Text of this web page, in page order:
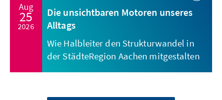
Aug
25
2026
Die unsichtbaren Motoren unseres
Alltags
Wie Halbleiter den Strukturwandel in
der StädteRegion Aachen mitgestalten